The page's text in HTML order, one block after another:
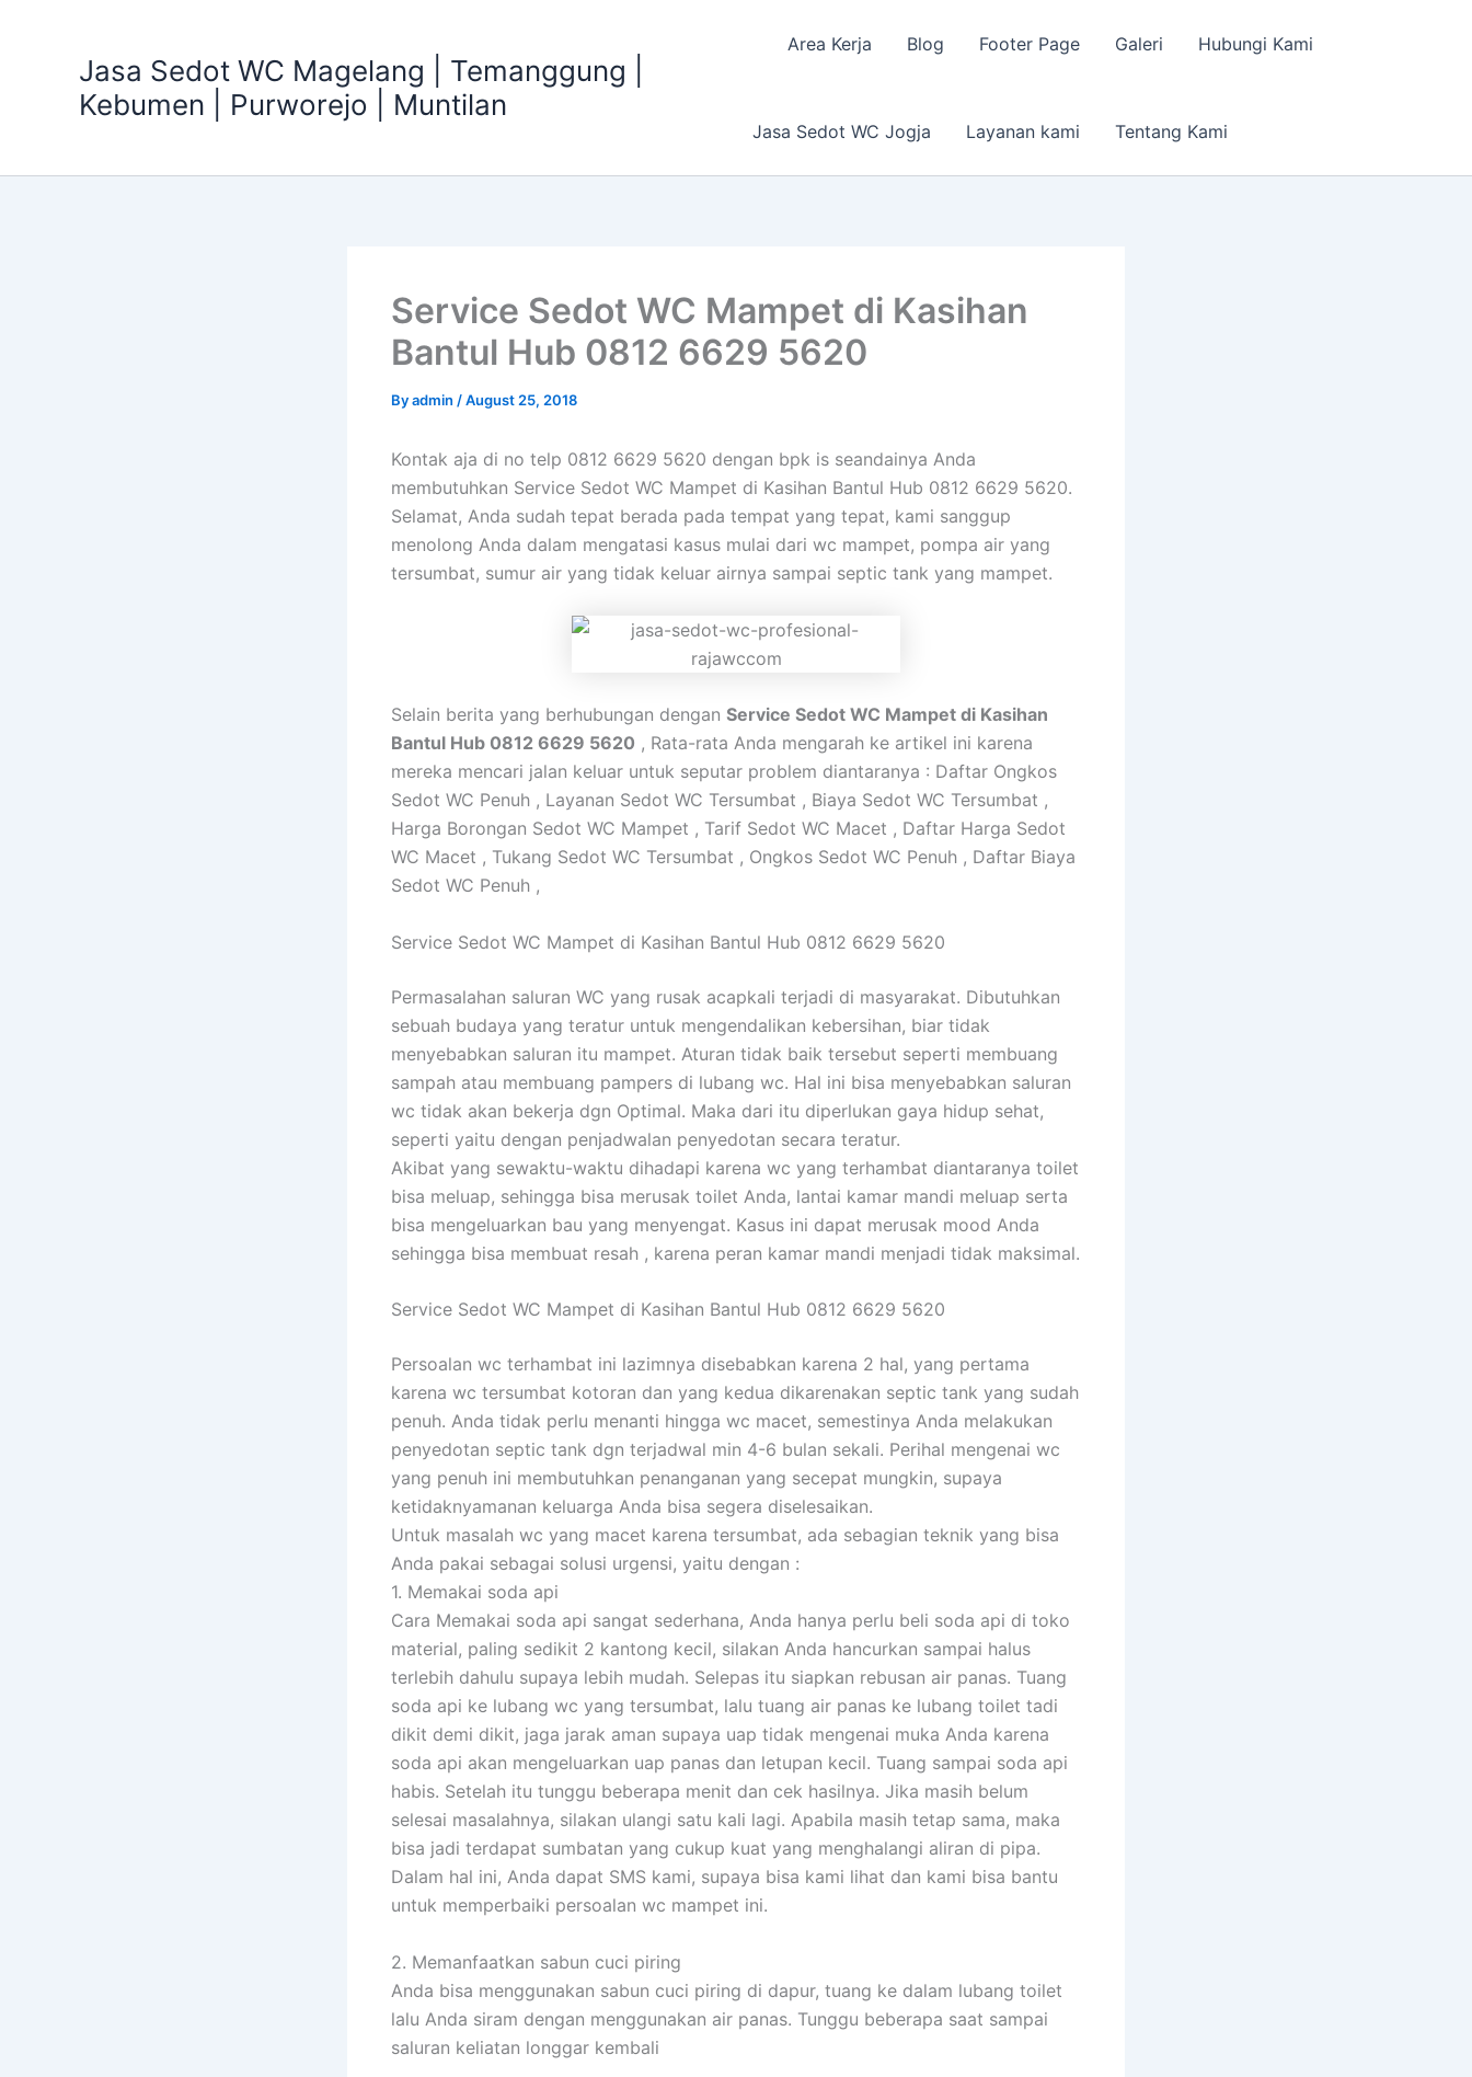
Jasa Sedot WC Magelang | Temanggung |
Kebumen | Purworejo | Muntilan
Area Kerja Blog Footer Page Galeri Hubungi Kami
Jasa Sedot WC Jogja Layanan kami Tentang Kami
Service Sedot WC Mampet di Kasihan
Bantul Hub 0812 6629 5620
Byadmin /August 25, 2018
Kontak aja di no telp 0812 6629 5620 dengan bpk is seandainya Anda
membutuhkan Service Sedot WC Mampet di Kasihan Bantul Hub 0812 6629 5620.
Selamat, Anda sudah tepat berada pada tempat yang tepat, kami sanggup
menolong Anda dalam mengatasi kasus mulai dari wc mampet, pompa air yang
tersumbat, sumur air yang tidak keluar airnya sampai septic tank yang mampet.
Selain berita yang berhubungan dengan Service Sedot WC Mampet di Kasihan
Bantul Hub 0812 6629 5620 , Rata-rata Anda mengarah ke artikel ini karena
mereka mencari jalan keluar untuk seputar problem diantaranya : Daftar Ongkos
Sedot WC Penuh , Layanan Sedot WC Tersumbat , Biaya Sedot WC Tersumbat ,
Harga Borongan Sedot WC Mampet , Tarif Sedot WC Macet , Daftar Harga Sedot
WC Macet , Tukang Sedot WC Tersumbat , Ongkos Sedot WC Penuh , Daftar Biaya
Sedot WC Penuh ,
Service Sedot WC Mampet di Kasihan Bantul Hub 0812 6629 5620
Permasalahan saluran WC yang rusak acapkali terjadi di masyarakat. Dibutuhkan
sebuah budaya yang teratur untuk mengendalikan kebersihan, biar tidak
menyebabkan saluran itu mampet. Aturan tidak baik tersebut seperti membuang
sampah atau membuang pampers di lubang wc. Hal ini bisa menyebabkan saluran
wc tidak akan bekerja dgn Optimal. Maka dari itu diperlukan gaya hidup sehat,
seperti yaitu dengan penjadwalan penyedotan secara teratur.
Akibat yang sewaktu-waktu dihadapi karena wc yang terhambat diantaranya toilet
bisa meluap, sehingga bisa merusak toilet Anda, lantai kamar mandi meluap serta
bisa mengeluarkan bau yang menyengat. Kasus ini dapat merusak mood Anda
sehingga bisa membuat resah , karena peran kamar mandi menjadi tidak maksimal.
Service Sedot WC Mampet di Kasihan Bantul Hub 0812 6629 5620
Persoalan wc terhambat ini lazimnya disebabkan karena 2 hal, yang pertama
karena wc tersumbat kotoran dan yang kedua dikarenakan septic tank yang sudah
penuh. Anda tidak perlu menanti hingga wc macet, semestinya Anda melakukan
penyedotan septic tank dgn terjadwal min 4-6 bulan sekali. Perihal mengenai wc
yang penuh ini membutuhkan penanganan yang secepat mungkin, supaya
ketidaknyamanan keluarga Anda bisa segera diselesaikan.
Untuk masalah wc yang macet karena tersumbat, ada sebagian teknik yang bisa
Anda pakai sebagai solusi urgensi, yaitu dengan :
1. Memakai soda api
Cara Memakai soda api sangat sederhana, Anda hanya perlu beli soda api di toko
material, paling sedikit 2 kantong kecil, silakan Anda hancurkan sampai halus
terlebih dahulu supaya lebih mudah. Selepas itu siapkan rebusan air panas. Tuang
soda api ke lubang wc yang tersumbat, lalu tuang air panas ke lubang toilet tadi
dikit demi dikit, jaga jarak aman supaya uap tidak mengenai muka Anda karena
soda api akan mengeluarkan uap panas dan letupan kecil. Tuang sampai soda api
habis. Setelah itu tunggu beberapa menit dan cek hasilnya. Jika masih belum
selesai masalahnya, silakan ulangi satu kali lagi. Apabila masih tetap sama, maka
bisa jadi terdapat sumbatan yang cukup kuat yang menghalangi aliran di pipa.
Dalam hal ini, Anda dapat SMS kami, supaya bisa kami lihat dan kami bisa bantu
untuk memperbaiki persoalan wc mampet ini.
2. Memanfaatkan sabun cuci piring
Anda bisa menggunakan sabun cuci piring di dapur, tuang ke dalam lubang toilet
lalu Anda siram dengan menggunakan air panas. Tunggu beberapa saat sampai
saluran keliatan longgar kembali